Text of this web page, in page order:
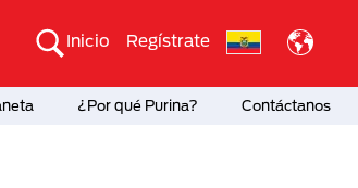
Inicio Regístrate
¿Por qué Purina? Contáctanos